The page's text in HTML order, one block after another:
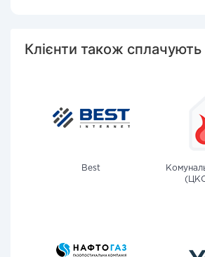
Клієнти також сплачують
Best